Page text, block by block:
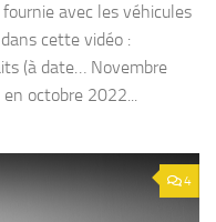
avec les véhicules
cette vidéo :
(à date… Novembre
octobre 2022...
4